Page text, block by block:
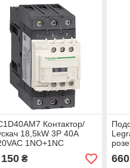
Контактор/
18,5kW 3P 40A
1NO+1NC
₴
950
660